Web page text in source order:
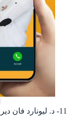
11- د. ليونارد فان دير